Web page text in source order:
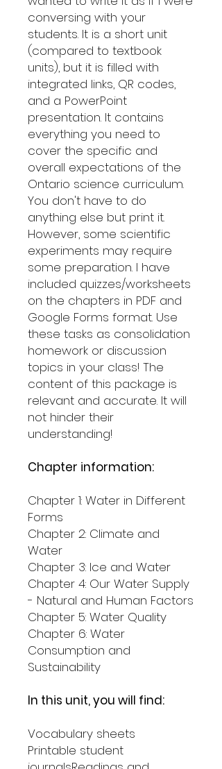
conversing with your
students. It is a short unit
(compared to textbook
units), but it is filled with
integrated links, QR codes,
and a PowerPoint
presentation. It contains
everything you need to
cover the specific and
overall expectations of the
Ontario science curriculum.
You don't have to do
anything else but print it.
However, some scientific
experiments may require
some preparation. I have
included quizzes/worksheets
on the chapters in PDF and
Google Forms format. Use
these tasks as consolidation
homework or discussion
topics in your class! The
content of this package is
relevant and accurate. It will
not hinder their
understanding!
Chapter information:
Chapter 1: Water in Different
Forms
Chapter 2: Climate and
Water
Chapter 3: Ice and Water
Chapter 4: Our Water Supply
- Natural and Human Factors
Chapter 5: Water Quality
Chapter 6: Water
Consumption and
Sustainability
In this unit, you will find:
Vocabulary sheets
Printable student